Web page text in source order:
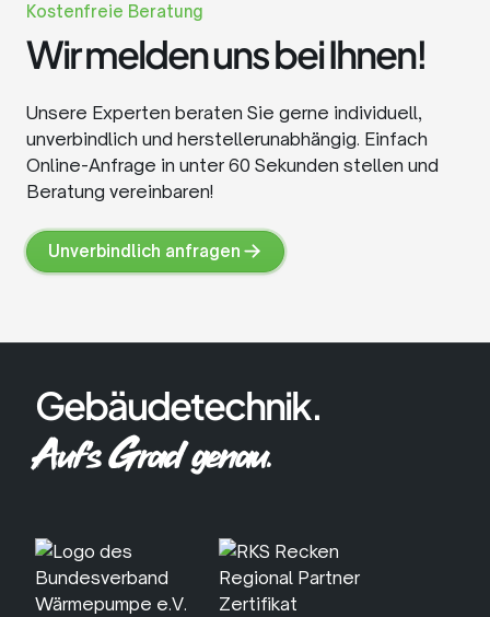
Kostenfreie Beratung
Wir melden uns bei Ihnen!
Unsere Experten beraten Sie gerne individuell,
unverbindlich und herstellerunabhängig. Einfach
Online-Anfrage in unter 60 Sekunden stellen und
Beratung vereinbaren!
Unverbindlich anfragen
Unverbindlich
Gebäudetechnik.
Auf's Grad genau.